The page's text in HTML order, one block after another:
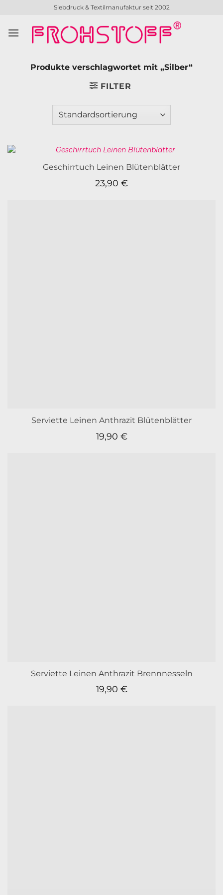
springen
Siebdruck & Textilmanufaktur seit 2002
Produkte verschlagwortet mit „Silber“
FILTER
Geschirrtuch Leinen Blütenblätter
23,90 €
Serviette Leinen Anthrazit Blütenblätter
19,90 €
Serviette Leinen Anthrazit Brennnesseln
19,90 €